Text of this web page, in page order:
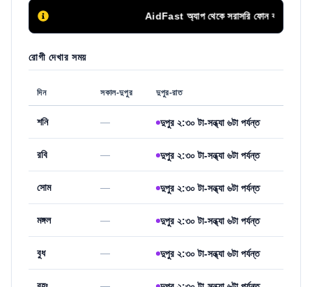
AidFast অ্যাপ থেকে সরাসরি ফোন কলের মাধ্যমে
রোগী দেখার সময়
দিন সকাল-দুপুর দুপুর-রাত
শনি — দুপুর ২:৩০ টা-সন্ধ্যা ৬টা পর্যন্ত
রবি — দুপুর ২:৩০ টা-সন্ধ্যা ৬টা পর্যন্ত
সোম — দুপুর ২:৩০ টা-সন্ধ্যা ৬টা পর্যন্ত
মঙ্গল — দুপুর ২:৩০ টা-সন্ধ্যা ৬টা পর্যন্ত
বুধ — দুপুর ২:৩০ টা-সন্ধ্যা ৬টা পর্যন্ত